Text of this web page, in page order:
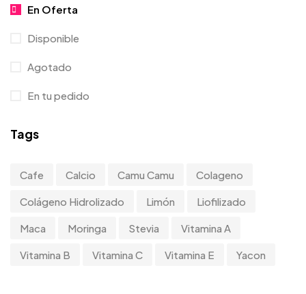
En Oferta
Disponible
Agotado
En tu pedido
Tags
Cafe Calcio Camu Camu Colageno
Colágeno Hidrolizado Limón Liofilizado
Maca Moringa Stevia Vitamina A
Vitamina B Vitamina C Vitamina E Yacon